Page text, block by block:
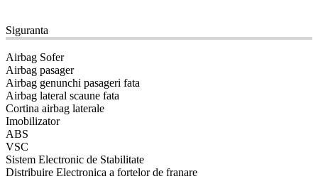
Siguranta
Airbag Sofer
Airbag pasager
Airbag genunchi pasageri fata
Airbag lateral scaune fata
Cortina airbag laterale
Imobilizator
ABS
VSC
Sistem Electronic de Stabilitate
Distribuire Electronica a fortelor de franare